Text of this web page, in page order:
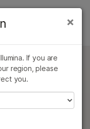
2.5
チメントパネルを
いヒト全エクソー
×
If you are
region, please
you.
示されます:
×
床オンコロジー
殖医学
伝性および希少疾